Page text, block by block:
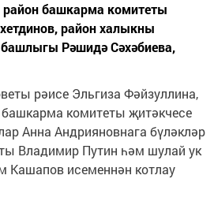
район башкарма комитеты
район халыкны
башлыгы Рәшидә Сәхәбиева,
рәисе Эльгиза Фәйзуллина,
комитеты җитәкчесе
Анна Андрияновнага бүләкләр
Владимир Путин һәм шулай ук
исеменнән котлау